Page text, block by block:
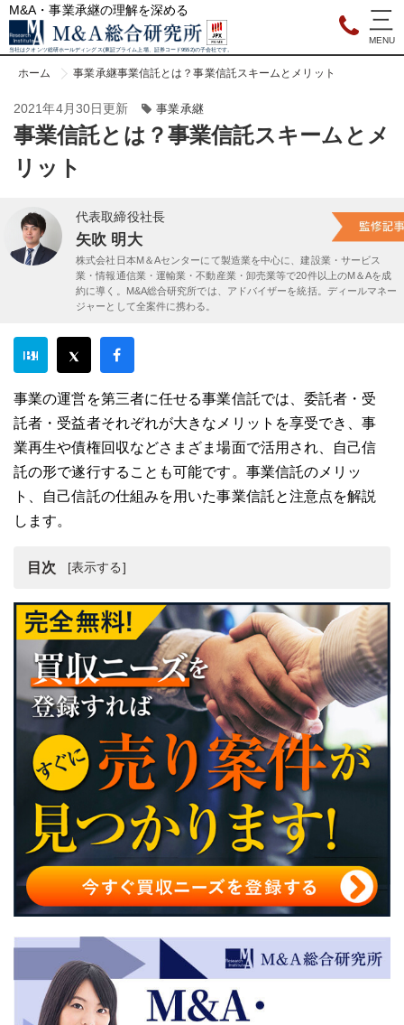
M&A・事業承継の理解を深める
当社はクオンツ総研ホールディングス(東証プライム上場、証券コード9552)の子会社です。
ホーム 事業承継事業信託とは？事業信託スキームとメリット
2021年4月30日更新 事業承継
事業信託とは？事業信託スキームとメ
リット
代表取締役社長
矢吹 明大
株式会社日本M＆Aセンターにて製造業を中心に、建設業・サービス
業・情報通信業・運輸業・不動産業・卸売業等で20件以上のM＆Aを成
約に導く。M&A総合研究所では、アドバイザーを統括。ディールマネー
ジャーとして全案件に携わる。
事業の運営を第三者に任せる事業信託では、委託者・受
託者・受益者それぞれが大きなメリットを享受でき、事
業再生や債権回収などさまざま場面で活用され、自己信
託の形で遂行することも可能です。事業信託のメリッ
ト、自己信託の仕組みを用いた事業信託と注意点を解説
します。
目次
事業信託
事業信託とは？事業信託のスキーム
事業信託のメリット
自己信託の仕組みを用いた事業信託
事業の自己信託における注意点
まとめ